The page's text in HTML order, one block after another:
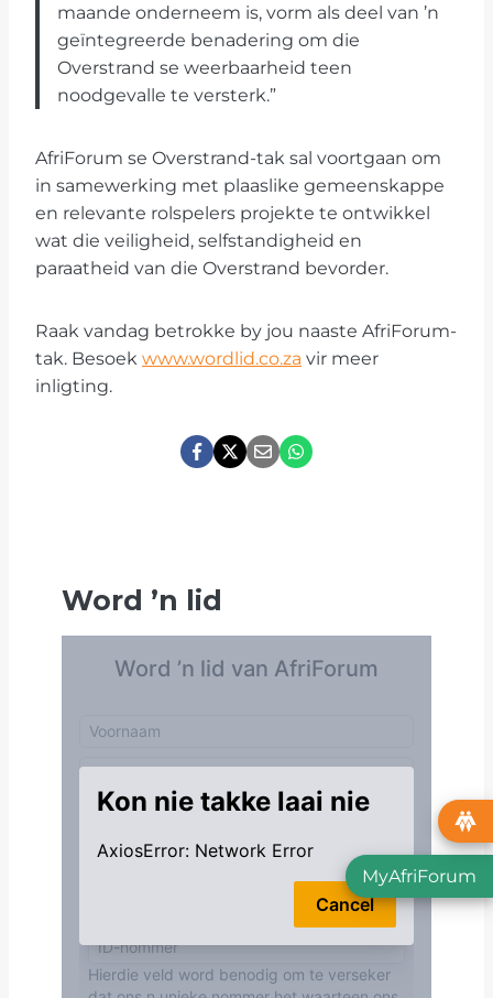
maande onderneem is, vorm als deel van ’n
geïntegreerde benadering om die
Overstrand se weerbaarheid teen
noodgevalle te versterk.”
AfriForum se Overstrand-tak sal voortgaan om
in samewerking met plaaslike gemeenskappe
en relevante rolspelers projekte te ontwikkel
wat die veiligheid, selfstandigheid en
paraatheid van die Overstrand bevorder.
Raak vandag betrokke by jou naaste AfriForum-
tak. Besoek www.wordlid.co.za vir meer
inligting.
Word ’n lid
MyAfriForum